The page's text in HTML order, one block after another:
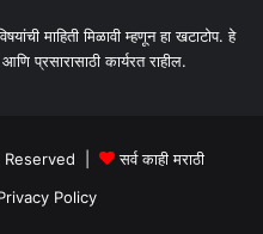
माहिती मिळावी म्हणून हा खटाटोप. हे
प्रसारासाठी कार्यरत राहील.
Reserved |
सर्व काही मराठी
Policy